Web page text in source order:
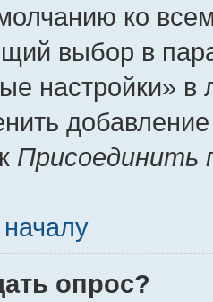
ко
выбор в
настройки»
Присоединить
опрос?